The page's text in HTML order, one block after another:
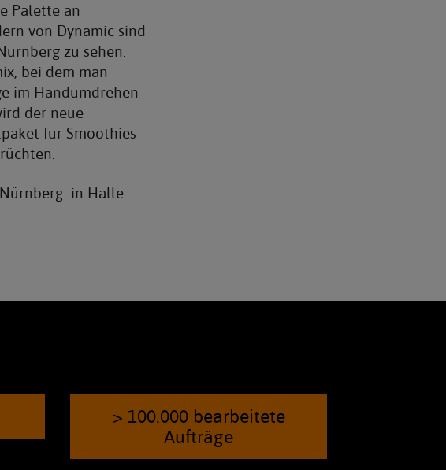
Palette an
von Dynamic sind
zu sehen.
bei dem man
im Handumdrehen
der neue
für Smoothies
in Halle
> 100.000 bearbeitete
Aufträge